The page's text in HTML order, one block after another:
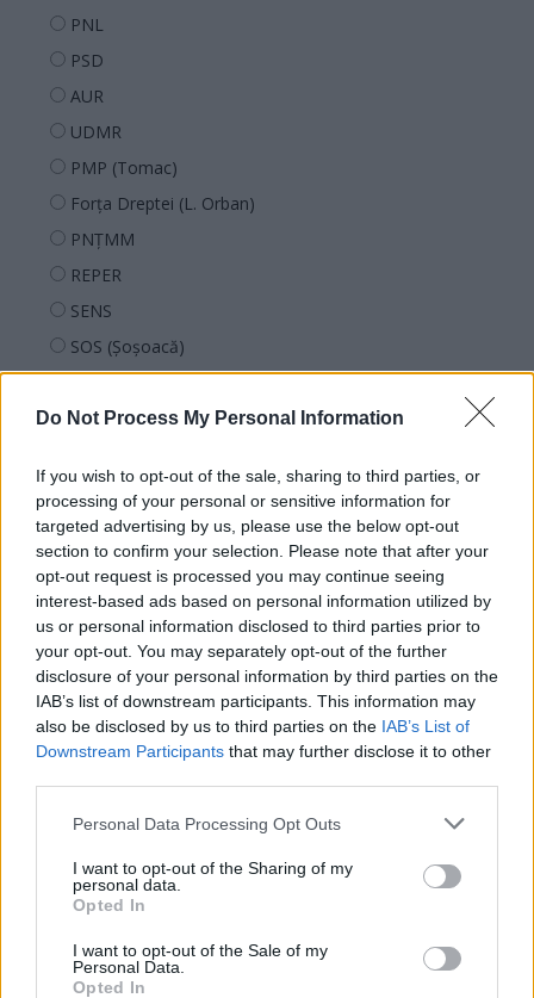
Do Not Process My Personal Information
If you wish to opt-out of the sale, sharing to third parties, or
processing of your personal or sensitive information for
targeted advertising by us, please use the below opt-out
section to confirm your selection. Please note that after your
opt-out request is processed you may continue seeing
interest-based ads based on personal information utilized by
us or personal information disclosed to third parties prior to
your opt-out. You may separately opt-out of the further
disclosure of your personal information by third parties on the
IAB’s list of downstream participants. This information may
also be disclosed by us to third parties on the IAB’s List of
Downstream Participants that may further disclose it to other
Personal Data Processing Opt Outs
I want to opt-out of the Sharing of my
personal data.
Opted In
I want to opt-out of the Sale of my
Personal Data.
Opted In
PNL
PSD
AUR
UDMR
PMP (Tomac)
Forța Dreptei (L. Orban)
PNȚMM
REPER
SENS
SOS (Șoșoacă)
POT (Gavrilă)
PACE (Peia)
PDF (Lazarus)
PUSL (D. Voiculescu)
PNȚCD (Pavelescu)
PNCR (Terheș)
Partidul Patrioților (Surugiu)
FAR (Coarnă)
România pe Primul Loc (Ponta)
Altul
Arată rezultatele
Arhiva sondajelor